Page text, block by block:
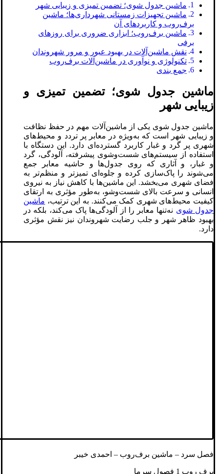
ماشین جدول شوی؛ تضمین تمیزی و زیبایی شهر
ماشین تجهیزات زمستانی شهرداری‌ها؛ ماشین
برف‌روب و کاربردهای آن
ماشین برف‌روب؛ ابزاری ضروری برای روزهای
برفی
نقش ماشین‌آلات در بهبود عبور و مرور شهروندان
تکنولوژی و نوآوری در ماشین‌آلات برف‌روب
جمع بندی
ماشین جدول شوی؛ تضمین تمیزی و
زیبایی شهر
ماشین جدول شوی یکی از ماشین‌آلات مهم در حفظ نظافت
و زیبایی شهر است که به‌ویژه در معابر پر تردد و محیط‌های
شهری پر گرد و غبار کاربرد گسترده‌ای دارد. این دستگاه با
استفاده از سیستم‌های شست‌وشوی پیشرفته، آلودگی، گرد
و غبار، و آثاری که روی جدول‌ها و حاشیه معابر جمع
می‌شوند را پاک‌سازی کرده و جلوه‌ای تمیزتر و منظم‌تر به
فضای شهری می‌بخشد. این ماشین‌ها با کاهش نیاز به نیروی
انسانی و سرعت بالای شست‌وشو، به‌طور مؤثری به ارتقای
کیفیت محیط‌های شهری کمک می‌کنند. به این ترتیب، ماشین
جدول شوی نه‌تنها معابر را از آلودگی‌ها پاک می‌کند، بلکه در
بهبود ظاهر شهر و جلب رضایت شهروندان نیز نقش مؤثری
دارد.
فصل سرد – ماشین برف‌روب – احمدی خیبر
برف روب 1 فصول سرما